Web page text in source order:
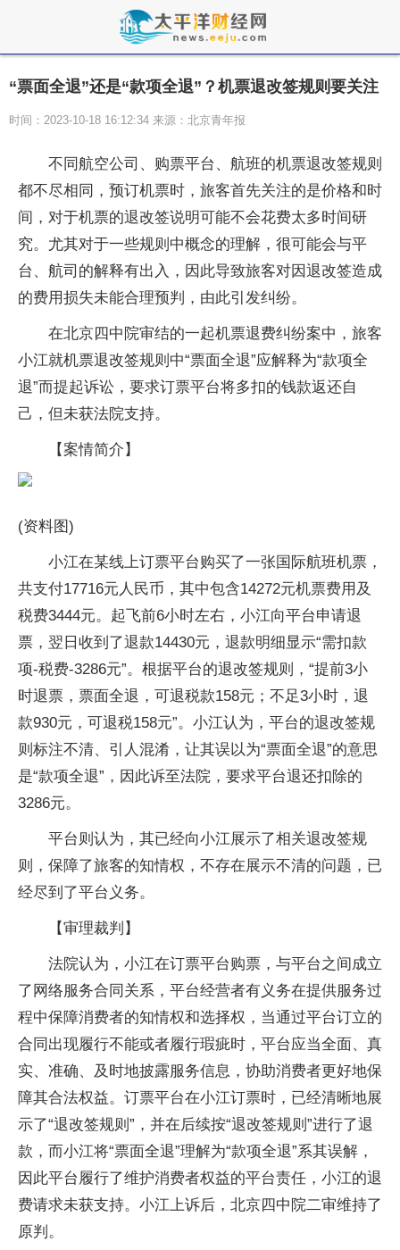
“票面全退”还是“款项全退”？机票退改签规则要关注
时间：2023-10-18 16:12:34 来源：北京青年报
不同航空公司、购票平台、航班的机票退改签规则
都不尽相同，预订机票时，旅客首先关注的是价格和时
间，对于机票的退改签说明可能不会花费太多时间研
究。尤其对于一些规则中概念的理解，很可能会与平
台、航司的解释有出入，因此导致旅客对因退改签造成
的费用损失未能合理预判，由此引发纠纷。
在北京四中院审结的一起机票退费纠纷案中，旅客
小江就机票退改签规则中“票面全退”应解释为“款项全
退”而提起诉讼，要求订票平台将多扣的钱款返还自
己，但未获法院支持。
【案情简介】
(资料图)
小江在某线上订票平台购买了一张国际航班机票，
共支付17716元人民币，其中包含14272元机票费用及
税费3444元。起飞前6小时左右，小江向平台申请退
票，翌日收到了退款14430元，退款明细显示“需扣款
项-税费-3286元”。根据平台的退改签规则，“提前3小
时退票，票面全退，可退税款158元；不足3小时，退
款930元，可退税158元”。小江认为，平台的退改签规
则标注不清、引人混淆，让其误以为“票面全退”的意思
是“款项全退”，因此诉至法院，要求平台退还扣除的
3286元。
平台则认为，其已经向小江展示了相关退改签规
则，保障了旅客的知情权，不存在展示不清的问题，已
经尽到了平台义务。
【审理裁判】
法院认为，小江在订票平台购票，与平台之间成立
了网络服务合同关系，平台经营者有义务在提供服务过
程中保障消费者的知情权和选择权，当通过平台订立的
合同出现履行不能或者履行瑕疵时，平台应当全面、真
实、准确、及时地披露服务信息，协助消费者更好地保
障其合法权益。订票平台在小江订票时，已经清晰地展
示了“退改签规则”，并在后续按“退改签规则”进行了退
款，而小江将“票面全退”理解为“款项全退”系其误解，
因此平台履行了维护消费者权益的平台责任，小江的退
费请求未获支持。小江上诉后，北京四中院二审维持了
原判。